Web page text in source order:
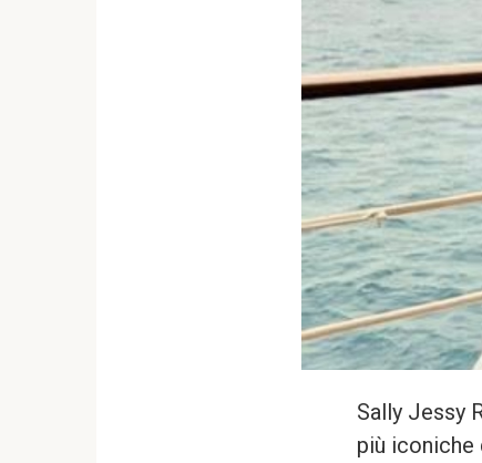
Sally Jessy
più iconiche